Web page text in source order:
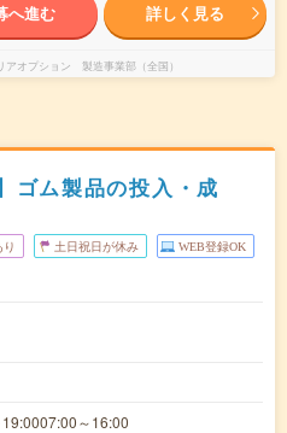
へ進む 詳しく見る
アオプション 製造事業部（全国）
ゴム製品の投入・成
土日祝日が休み WEB登録OK
～16:00